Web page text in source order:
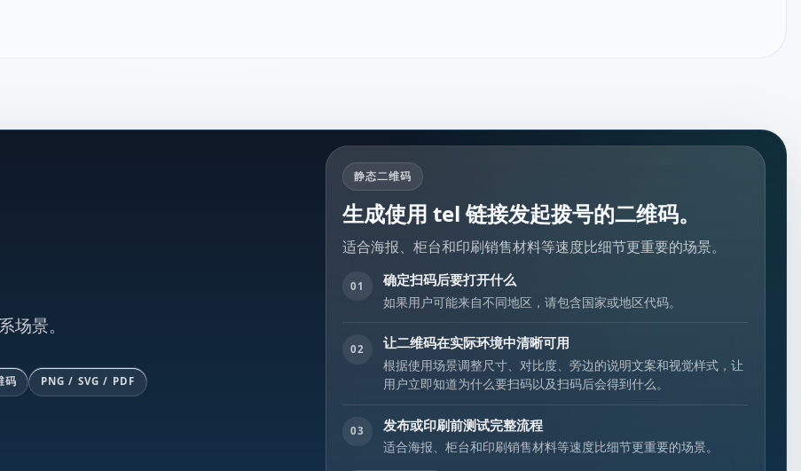
场景。
码 PNG / SVG / PDF
静态二维码
生成使用 tel 链接发起拨号的二维码。
适合海报、柜台和印刷销售材料等速度比细节更重要的场景。
01 确定扫码后要打开什么
如果用户可能来自不同地区，请包含国家或地区代码。
02 让二维码在实际环境中清晰可用
根据使用场景调整尺寸、对比度、旁边的说明文案和视觉样式，让
用户立即知道为什么要扫码以及扫码后会得到什么。
03 发布或印刷前测试完整流程
适合海报、柜台和印刷销售材料等速度比细节更重要的场景。